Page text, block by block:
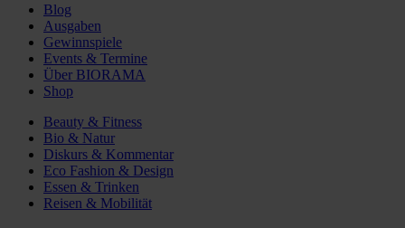
Blog
Ausgaben
Gewinnspiele
Events & Termine
Über BIORAMA
Shop
Beauty & Fitness
Bio & Natur
Diskurs & Kommentar
Eco Fashion & Design
Essen & Trinken
Reisen & Mobilität